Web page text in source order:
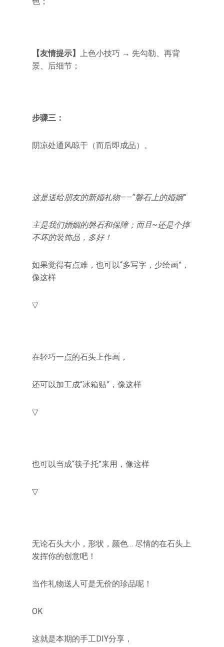
【友情提示】 上色小技巧 → 先勾勒、再背
景、后细节；
步骤三：
阴凉处通风晾干（而后即成品）。
这是送给朋友的新婚礼物——“磐石上的婚姻”
主是我们婚姻的磐石和保障；而且~还是个摔
不坏的装饰品，多好！
如果觉得有点难，也可以“多写字，少绘画”，
像这样
▽
在轻巧一点的石头上作画，
还可以加工成“冰箱贴”，像这样
▽
也可以当成“筷子托”来用，像这样
▽
无论石头大小，形状，颜色… 尽情的在石头上
发挥你的创意吧！
当作礼物送人可是无价的珍品呢！
OK
这就是本期的手工DIY分享，